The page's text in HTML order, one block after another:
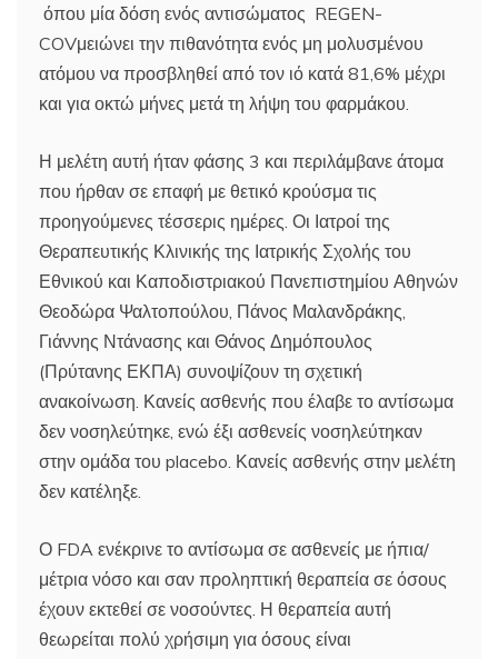
όπου μία δόση ενός αντισώματος REGEN-
COVμειώνει την πιθανότητα ενός μη μολυσμένου
ατόμου να προσβληθεί από τον ιό κατά 81,6% μέχρι
και για οκτώ μήνες μετά τη λήψη του φαρμάκου.
Η μελέτη αυτή ήταν φάσης 3 και περιλάμβανε άτομα
που ήρθαν σε επαφή με θετικό κρούσμα τις
προηγούμενες τέσσερις ημέρες. Οι Ιατροί της
Θεραπευτικής Κλινικής της Ιατρικής Σχολής του
Εθνικού και Καποδιστριακού Πανεπιστημίου Αθηνών
Θεοδώρα Ψαλτοπούλου, Πάνος Μαλανδράκης,
Γιάννης Ντάνασης και Θάνος Δημόπουλος
(Πρύτανης ΕΚΠΑ) συνοψίζουν τη σχετική
ανακοίνωση. Κανείς ασθενής που έλαβε το αντίσωμα
δεν νοσηλεύτηκε, ενώ έξι ασθενείς νοσηλεύτηκαν
στην ομάδα του placebo. Κανείς ασθενής στην μελέτη
δεν κατέληξε.
Ο FDA ενέκρινε το αντίσωμα σε ασθενείς με ήπια/
μέτρια νόσο και σαν προληπτική θεραπεία σε όσους
έχουν εκτεθεί σε νοσούντες. Η θεραπεία αυτή
θεωρείται πολύ χρήσιμη για όσους είναι